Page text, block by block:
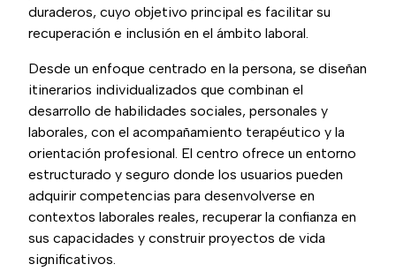
duraderos, cuyo objetivo principal es facilitar su
recuperación e inclusión en el ámbito laboral.
Desde un enfoque centrado en la persona, se diseñan
itinerarios individualizados que combinan el
desarrollo de habilidades sociales, personales y
laborales, con el acompañamiento terapéutico y la
orientación profesional. El centro ofrece un entorno
estructurado y seguro donde los usuarios pueden
adquirir competencias para desenvolverse en
contextos laborales reales, recuperar la confianza en
sus capacidades y construir proyectos de vida
significativos.